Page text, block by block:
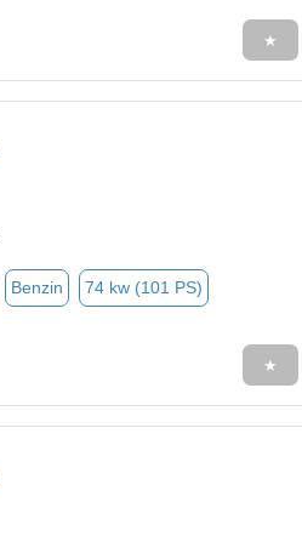
★
Benzin 74 kw (101 PS)
★